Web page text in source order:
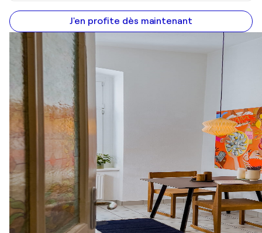
J'en profite dès maintenant